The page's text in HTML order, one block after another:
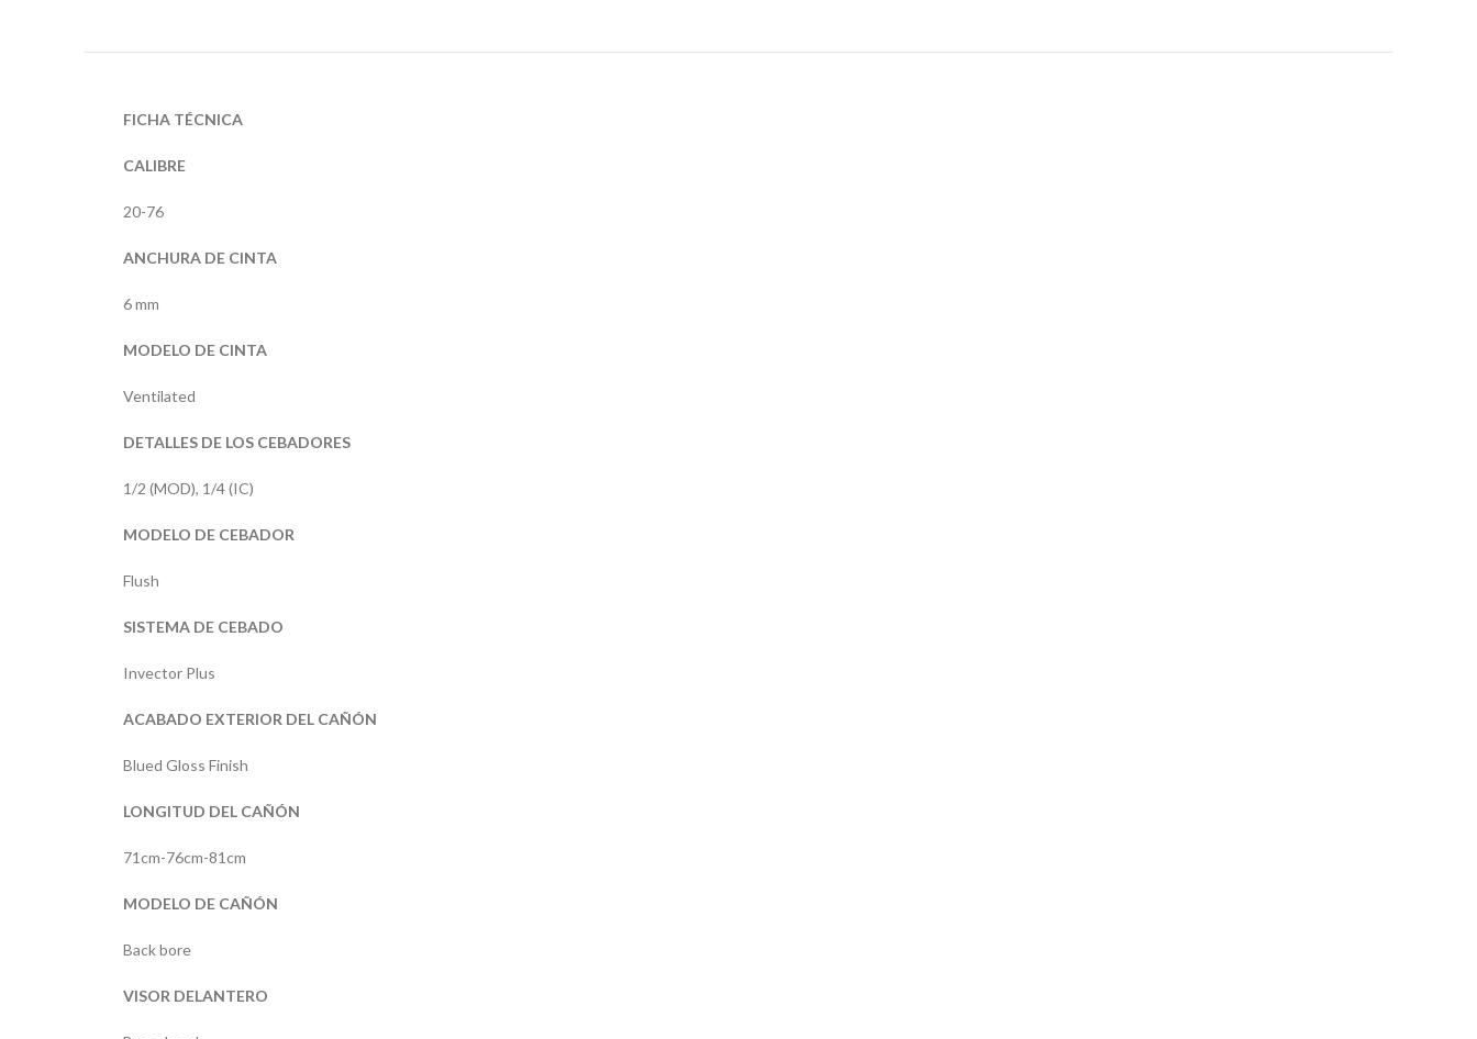
FICHA TÉCNICA
CALIBRE
20-76
ANCHURA DE CINTA
6 mm
MODELO DE CINTA
Ventilated
DETALLES DE LOS CEBADORES
1/2 (MOD), 1/4 (IC)
MODELO DE CEBADOR
Flush
SISTEMA DE CEBADO
Invector Plus
ACABADO EXTERIOR DEL CAÑÓN
Blued Gloss Finish
LONGITUD DEL CAÑÓN
71cm-76cm-81cm
MODELO DE CAÑÓN
Back bore
VISOR DELANTERO